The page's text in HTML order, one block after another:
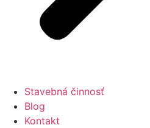
Stavebná činnosť
Blog
Kontakt